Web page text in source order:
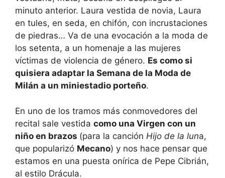
minuto anterior. Laura vestida de novia, Laura
en tules, en seda, en chifón, con incrustaciones
de piedras… Va de una evocación a la moda de
los setenta, a un homenaje a las mujeres
víctimas de violencia de género. Es como si
quisiera adaptar la Semana de la Moda de
Milán a un miniestadio porteño.
En uno de los tramos más conmovedores del
recital sale vestida como una Virgen con un
niño en brazos (para la canción Hijo de la luna,
que popularizó Mecano) y nos hace pensar que
estamos en una puesta onírica de Pepe Cibrián,
al estilo Drácula.